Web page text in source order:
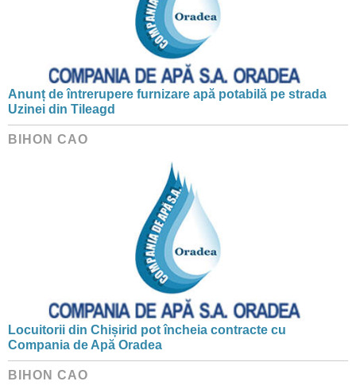
Anunț de întrerupere furnizare apă potabilă pe strada
Uzinei din Tileagd
BIHON CAO
Locuitorii din Chișirid pot încheia contracte cu
Compania de Apă Oradea
BIHON CAO